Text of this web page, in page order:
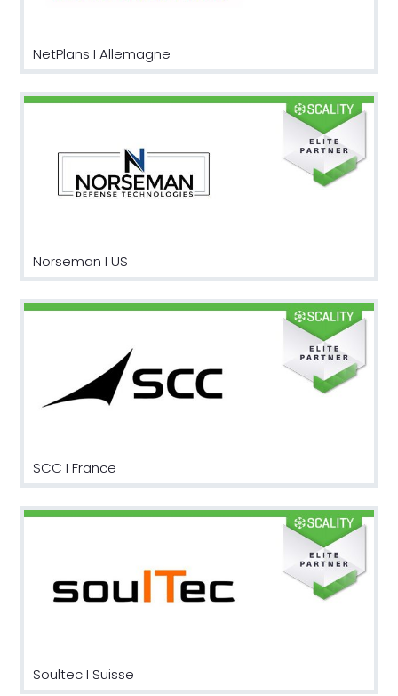
NetPlans I Allemagne
Norseman I US
SCC I France
Soultec I Suisse